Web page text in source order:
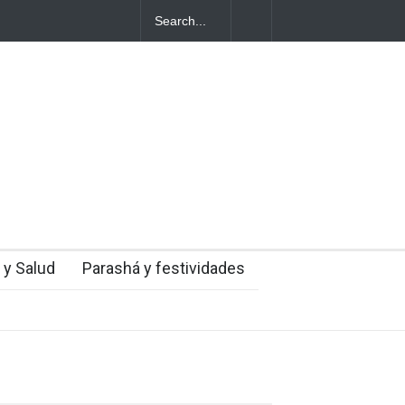
Salud Parashá y festividades